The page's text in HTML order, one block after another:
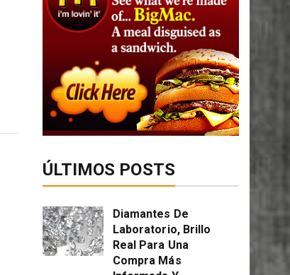
ÚLTIMOS POSTS
Diamantes De
Laboratorio, Brillo
Real Para Una
Compra Más